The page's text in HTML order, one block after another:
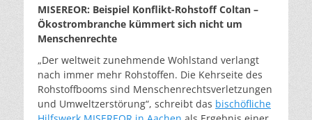
MISEREOR: Beispiel Konflikt-Rohstoff Coltan –
Ökostrombranche kümmert sich nicht um
Menschenrechte
„Der weltweit zunehmende Wohlstand verlangt
nach immer mehr Rohstoffen. Die Kehrseite des
Rohstoffbooms sind Menschenrechtsverletzungen
und Umweltzerstörung“, schreibt das bischöfliche